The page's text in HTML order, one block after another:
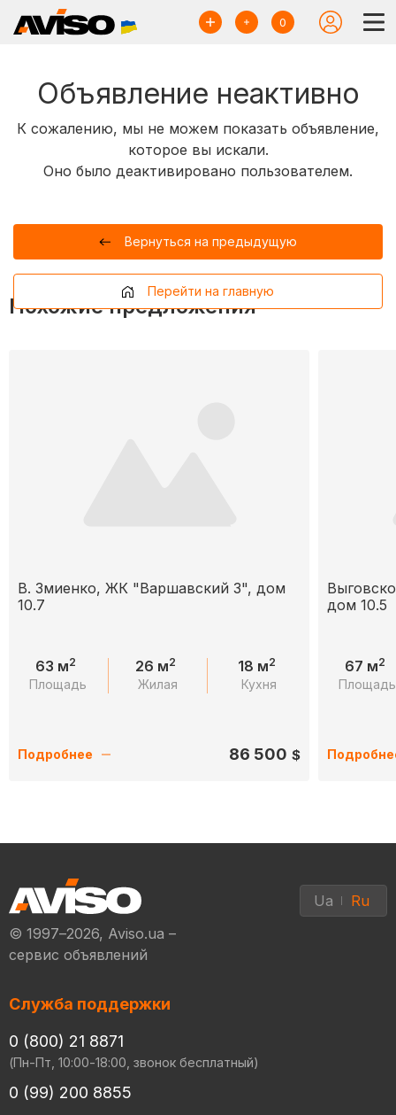
0
Объявление неактивно
К сожалению, мы не можем показать объявление,
которое вы искали.
Оно было деактивировано пользователем.
Вернуться на предыдущую
Перейти на главную
Похожие предложения
В. Змиенко, ЖК "Варшавский 3", дом
10.7
63 м2
Площадь
26 м2
Жилая
18 м2
Кухня
Подробнее 86 500 $
дом 10.5
67 м2
Площадь
© 1997–2026, Aviso.ua –
сервис объявлений
Ua Ru
Служба поддержки
0 (800) 21 8871
(Пн-Пт, 10:00-18:00, звонок бесплатный)
0 (99) 200 8855